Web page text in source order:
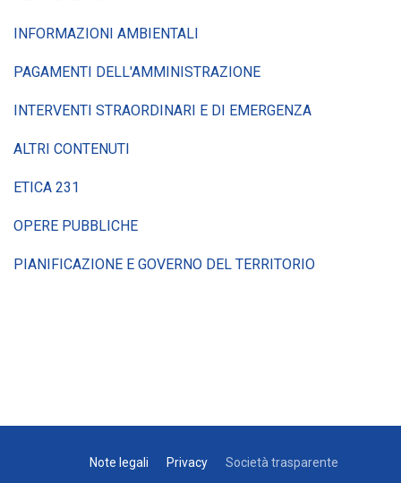
INFORMAZIONI AMBIENTALI
PAGAMENTI DELL'AMMINISTRAZIONE
INTERVENTI STRAORDINARI E DI EMERGENZA
ALTRI CONTENUTI
ETICA 231
OPERE PUBBLICHE
PIANIFICAZIONE E GOVERNO DEL TERRITORIO
Note legali Privacy
Società trasparente